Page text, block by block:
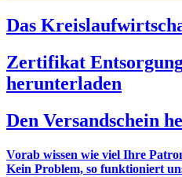
Das
Zertifikat
herunterladen
Den Versandschein
Vorab wissen wie viel Ihre
Kein Problem, so funktioniert